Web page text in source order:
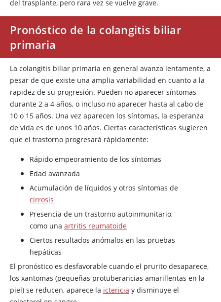
del trasplante, pero rara vez se vuelve grave.
Pronóstico de la colangitis biliar
primaria
La colangitis biliar primaria en general avanza lentamente, a
pesar de que existe una amplia variabilidad en cuanto a la
rapidez de su progresión. Pueden no aparecer síntomas
durante 2 a 4 años, o incluso no aparecer hasta al cabo de
10 o 15 años. Una vez aparecen los síntomas, la esperanza
de vida es de unos 10 años. Ciertas características sugieren
que el trastorno progresará rápidamente:
Rápido empeoramiento de los síntomas
Edad avanzada
Acumulación de líquidos y otros síntomas de
cirrosis
Presencia de un trastorno autoinmunitario,
como una artritis reumatoide
Ciertos resultados anómalos en las pruebas
hepáticas
El pronóstico es desfavorable cuando el prurito desaparece,
los xantomas (pequeñas protuberancias amarillentas en la
piel) se reducen, aparece la ictericia y disminuye el